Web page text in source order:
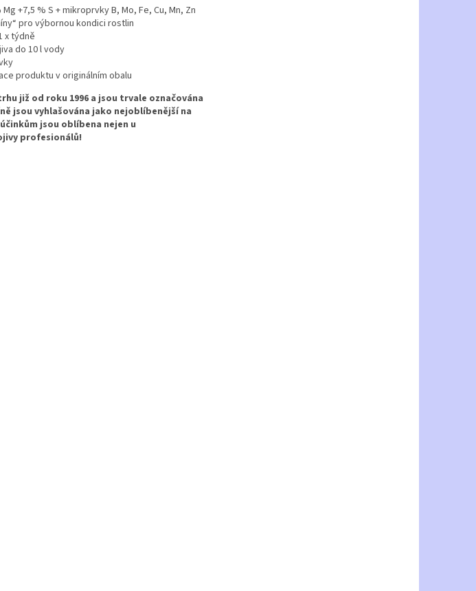
+7,5 % S + mikroprvky B, Mo, Fe, Cu, Mn, Zn
pro výbornou kondici rostlin
x týdně
do 10 l vody
produktu v originálním obalu
již od roku 1996 a jsou trvale označována
jsou vyhlašována jako nejoblíbenější na
jsou oblíbena nejen u
profesionálů!